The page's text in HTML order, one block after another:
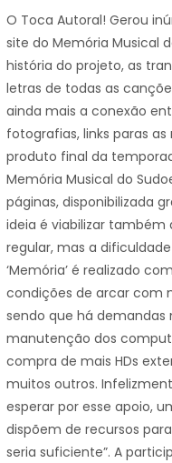
O Toca Autoral! Gerou
site do Memória Musical
história do projeto, as
letras de todas as
ainda mais a conexão
fotografias, links paras
produto final da
Memória Musical do
páginas, disponibilizada
ideia é viabilizar também
regular, mas a
‘Memória’ é realizado
condições de arcar com
sendo que há
manutenção dos
compra de mais HDs
muitos outros.
esperar por esse apoio,
dispõem de recursos
seria suficiente”. A